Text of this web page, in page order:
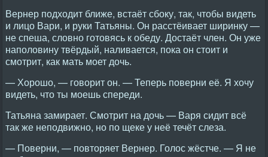
Вернер подходит ближе, встаёт сбоку, так, чтобы видеть
и лицо Вари, и руки Татьяны. Он расстёивает ширинку —
не спеша, словно готовясь к обеду. Достаёт член. Он уже
наполовину твёрдый, наливается, пока он стоит и
смотрит, как мать моет дочь.
— Хорошо, — говорит он. — Теперь поверни её. Я хочу
видеть, что ты моешь спереди.
Татьяна замирает. Смотрит на дочь — Варя сидит всё
так же неподвижно, но по щеке у неё течёт слеза.
— Поверни, — повторяет Вернер. Голос жёстче. — Я не